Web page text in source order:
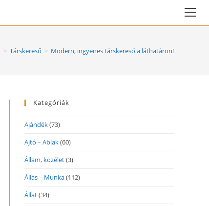
> Társkereső > Modern, ingyenes társkereső a láthatáron!
Kategóriák
Ajándék(73)
Ajtó – Ablak(60)
Állam, közélet(3)
Állás – Munka(112)
Állat(34)